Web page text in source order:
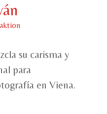
su carisma y
para
en Viena.